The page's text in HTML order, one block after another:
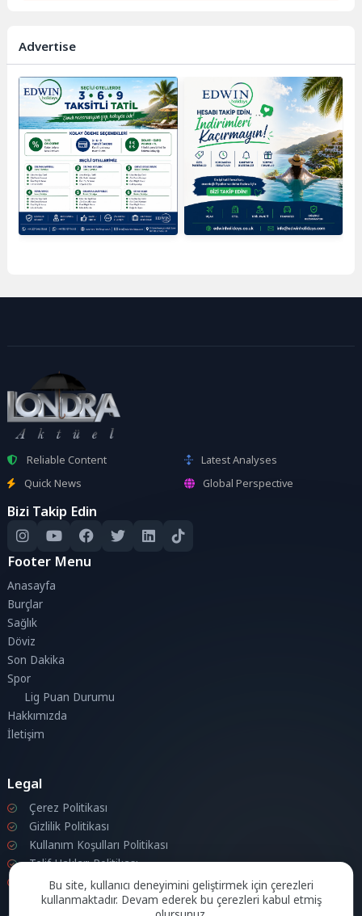
Advertise
Reliable Content
Latest Analyses
Quick News
Global Perspective
Bizi Takip Edin
Footer Menu
Anasayfa
Burçlar
Sağlık
Döviz
Son Dakika
Spor
Lig Puan Durumu
Hakkımızda
İletişim
Legal
Çerez Politikası
Gizlilik Politikası
Kullanım Koşulları Politikası
Telif Hakları Politikası
İletişim
Bu site, kullanıcı deneyimini geliştirmek için çerezleri
kullanmaktadır. Devam ederek bu çerezleri kabul etmiş